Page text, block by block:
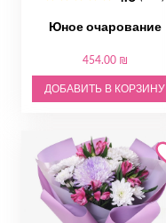
Юное очарование
454.00 ₪
ДОБАВИТЬ В КОРЗИНУ